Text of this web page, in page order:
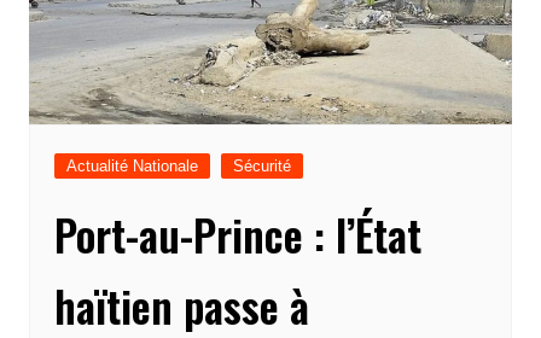
Actualité Nationale Sécurité
Port-au-Prince : l’État
haïtien passe à